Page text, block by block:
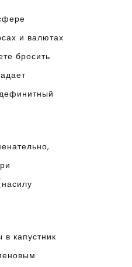
и валютах
бросить
в капустник